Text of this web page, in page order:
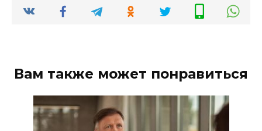
Вам также может понравиться